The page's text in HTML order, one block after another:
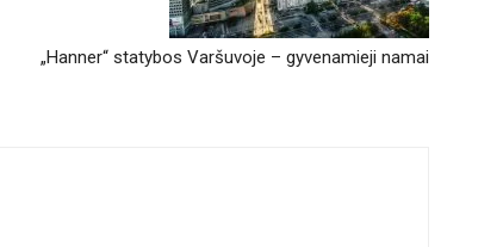
„Hanner“ statybos Varšuvoje – gyvenamieji namai